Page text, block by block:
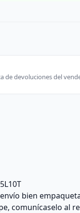
de devoluciones del
bien
comunícaselo al